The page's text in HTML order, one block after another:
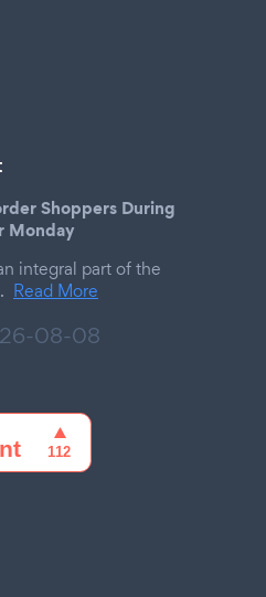
Shoppers During
Monday
integral part of the
Read More
08-08